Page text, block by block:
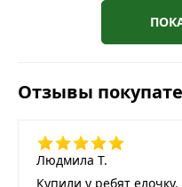
Отзывы
Людмила Т.
Купили у ребят